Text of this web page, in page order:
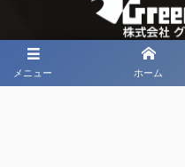
メニュー ホーム